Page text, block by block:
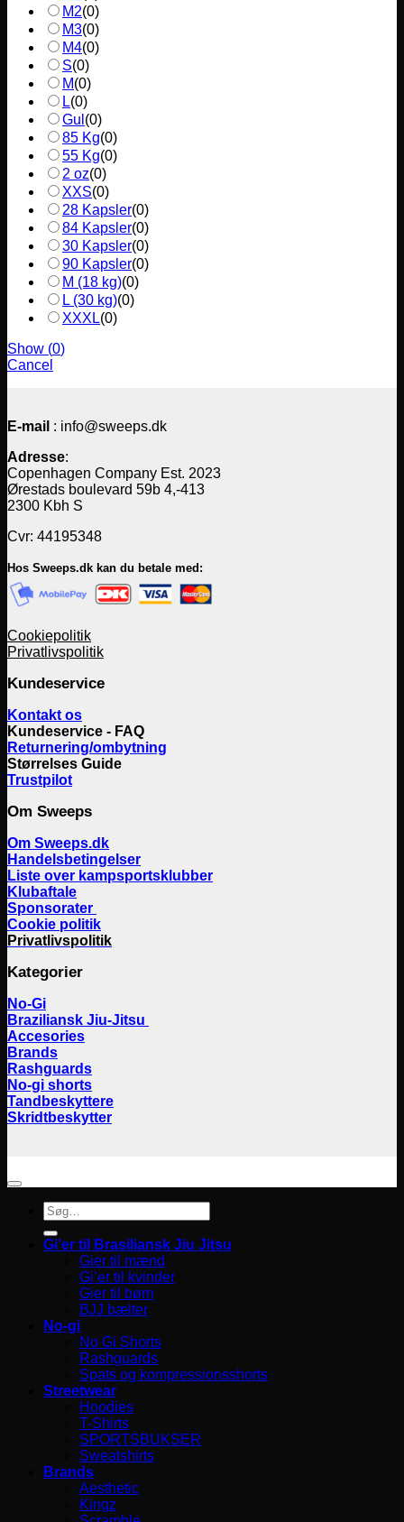
M2(0)
M3(0)
M4(0)
S(0)
M(0)
L(0)
Gul (0)
85 Kg(0)
55 Kg(0)
2 oz(0)
XXS(0)
28 Kapsler(0)
84 Kapsler(0)
30 Kapsler(0)
90 Kapsler(0)
M (18 kg)(0)
L (30 kg)(0)
XXXL(0)
Show (0)
Cancel
E-mail : info@sweeps.dk
Adresse:
Copenhagen Company Est. 2023
Ørestads boulevard 59b 4,-413
2300 Kbh S
Cvr: 44195348
Hos Sweeps.dk kan du betale med:
Cookiepolitik
Privatlivspolitik
Kundeservice
Kontakt os
Kundeservice - FAQ
Returnering/ombytning
Størrelses Guide
Trustpilot
Om Sweeps
Om Sweeps.dk
Handelsbetingelser
Liste over kampsportsklubber
Klubaftale
Sponsorater
Cookie politik
Privatlivspolitik
Kategorier
No-Gi
Braziliansk Jiu-Jitsu
Accesories
Brands
Rashguards
No-gi shorts
Tandbeskyttere
Skridtbeskytter
Søg
efter:
Gi’er til Brasiliansk Jiu Jitsu
Gier til mænd
Gi’er til kvinder
Gier til børn
BJJ bælter
No-gi
No Gi Shorts
Rashguards
Spats og kompressionsshorts
Streetwear
Hoodies
T-Shirts
SPORTSBUKSER
Sweatshirts
Brands
Aesthetic
Kingz